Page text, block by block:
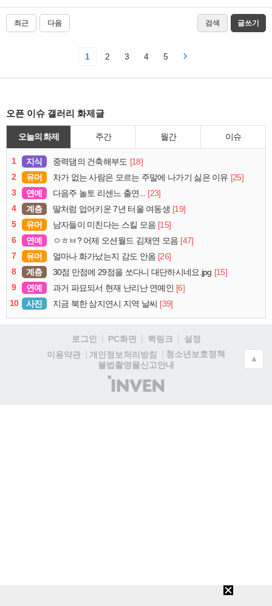
최근 다음 검색 글쓰기
1 2 3 4 5
오픈 이슈 갤러리 화제글
오늘의 화제 주간 월간 이슈
1 지식 중력댐의 건축해부도 [18]
2
유머 차가 없는 사람은 모르는 주말에 나가기 싫은 이유 [25]
3
연예 다음주 놀토 리센느 출연...
[23]
4
계층 딸처럼 업어키운 7년 터울 여동생 [19]
5
유머 남자들이 미친다는 스킬 모음 [15]
6
연예 ㅇㅎㅂ? 어제 오션월드 김채연 모음 [47]
7
유머 얼마나 화가났는지 감도 안옴 [26]
8
계층 30점 만점에 29점을 쏘다니 대단하시네요.jpg [15]
9
연예 과거 파묘되서 현재 난리난 연예인 [6]
10
사진 지금 북한 삼지연시 지역 날씨 [39]
로그인 PC화면 퀵링크
설정
이용약관
개인정보처리방침
청소년보호정책
불법촬영물신고안내
(주)
인
▲